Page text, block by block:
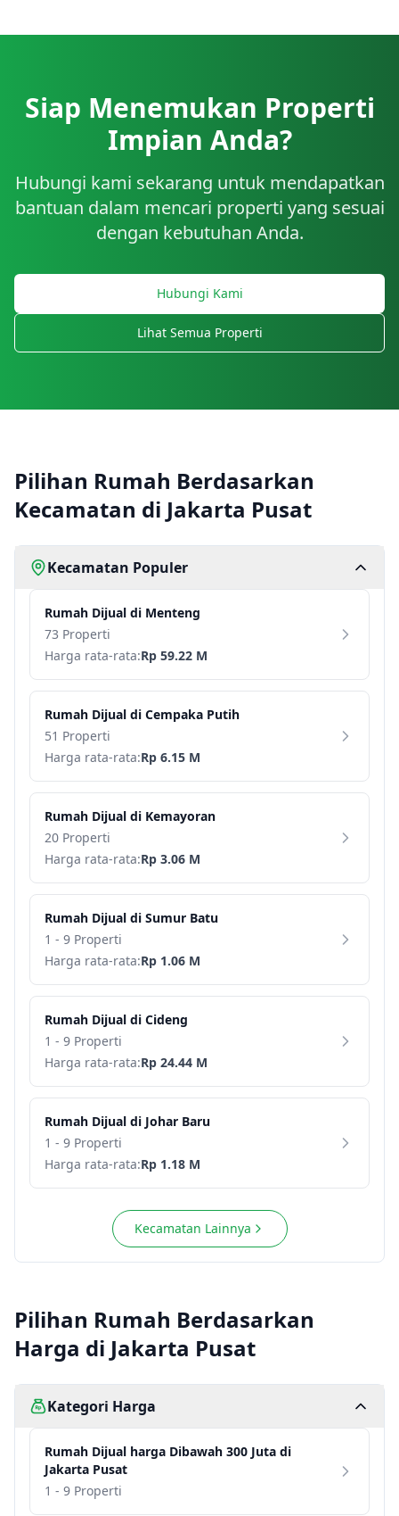
Siap Menemukan Properti
Impian Anda?
Hubungi kami sekarang untuk mendapatkan
bantuan dalam mencari properti yang sesuai
dengan kebutuhan Anda.
Hubungi Kami
Lihat Semua Properti
Pilihan Rumah Berdasarkan
Kecamatan di Jakarta Pusat
Kecamatan Populer
Rumah Dijual di Menteng
73 Properti
Harga rata-rata:Rp 59.22 M
Rumah Dijual di Cempaka Putih
51 Properti
Harga rata-rata:Rp 6.15 M
Rumah Dijual di Kemayoran
20 Properti
Harga rata-rata:Rp 3.06 M
Rumah Dijual di Sumur Batu
1 - 9 Properti
Harga rata-rata:Rp 1.06 M
Rumah Dijual di Cideng
1 - 9 Properti
Harga rata-rata:Rp 24.44 M
Rumah Dijual di Johar Baru
1 - 9 Properti
Harga rata-rata:Rp 1.18 M
Kecamatan Lainnya
Pilihan Rumah Berdasarkan
Harga di Jakarta Pusat
Kategori Harga
Rumah Dijual harga Dibawah 300 Juta di
Jakarta Pusat
1 - 9 Properti